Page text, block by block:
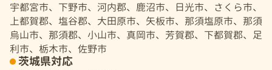
宇都宮市、下野市、河内郡、鹿沼市、日光市、さくら市、
上都賀郡、塩谷郡、大田原市、矢板市、那須塩原市、那須
烏山市、那須郡、小山市、真岡市、芳賀郡、下都賀郡、足
利市、栃木市、佐野市
茨城県対応